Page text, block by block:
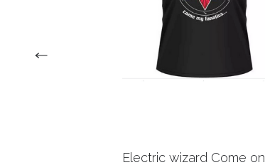
Electric wizard Come on